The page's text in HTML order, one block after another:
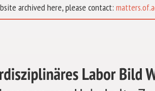
archived here, please contact: